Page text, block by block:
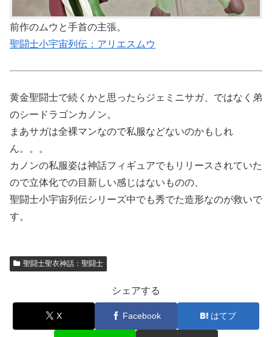
前作のムウと手首の主張。
聖闘士小宇宙列伝：アリエスムウ
黄金聖闘士で続くかと思ったらジェミニサガ、ではなく弟
のシードラゴンカノン。
まあサガは全裸マンなので私服などないのかもしれ
ん。。。
カノンの私服姿は神話フィギュアでもリリースされていた
ので立体化での目新しい感じはないものの、
聖闘士小宇宙列伝シリーズ中でも秀でた造形なのが救いで
す。
聖闘士聖衣神話：聖闘士
シェアする
X Facebook はてブ